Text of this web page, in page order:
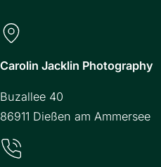
Carolin Jacklin Photography
Buzallee 40
86911 Dießen am Ammersee